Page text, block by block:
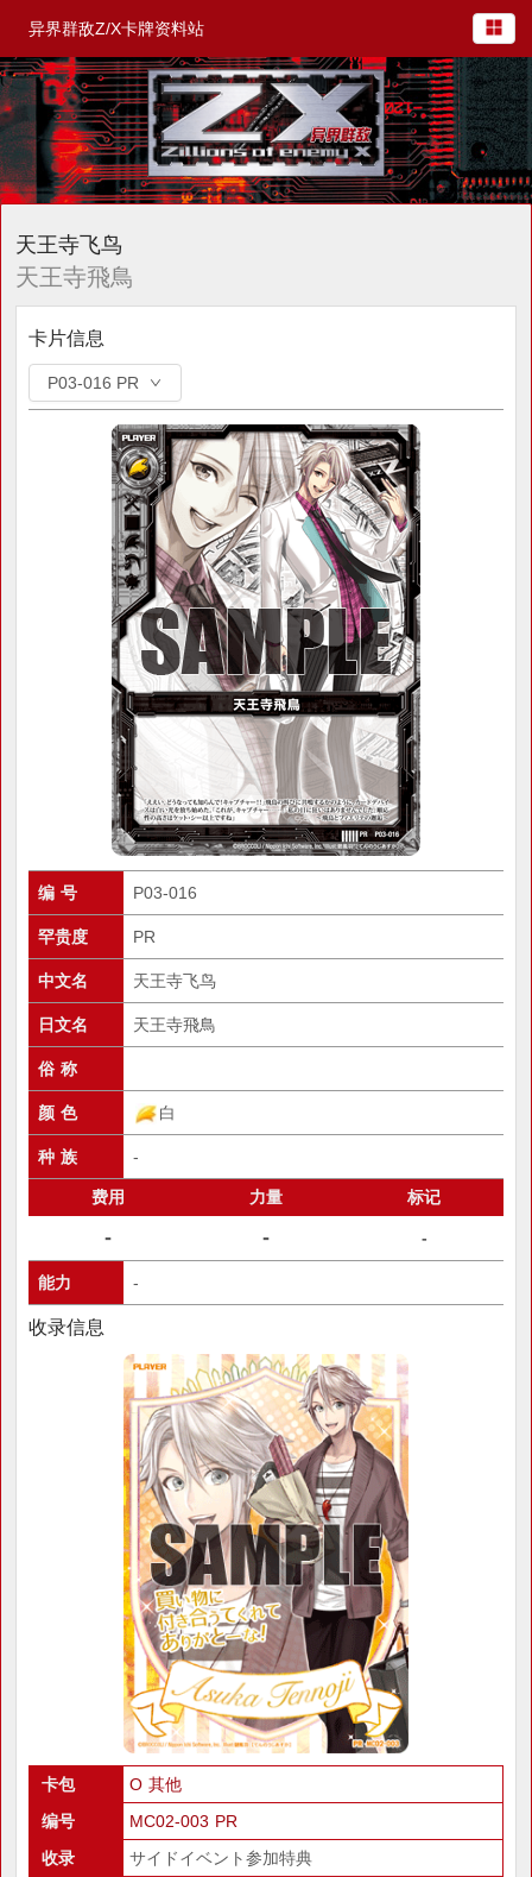
异界群敌Z/X卡牌资料站
天王寺飞鸟
天王寺飛鳥
卡片信息
P03-016 PR
编 号 P03-016
罕贵度 PR
中文名 天王寺飞鸟
日文名 天王寺飛鳥
俗 称
颜 色 白
种 族 -
费用 力量 标记
- - -
能力 -
收录信息
卡包
O 其他
编号
MC02-003 PR
收录
サイドイベント参加特典